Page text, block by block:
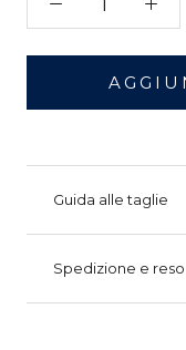
Guida alle taglie
Spedizione e reso